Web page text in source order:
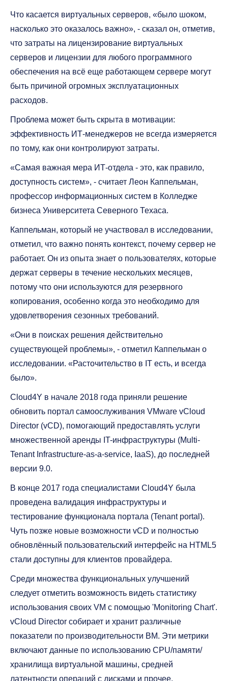
Что касается виртуальных серверов, «было шоком,
насколько это оказалось важно», - сказал он, отметив,
что затраты на лицензирование виртуальных
серверов и лицензии для любого программного
обеспечения на всё еще работающем сервере могут
быть причиной огромных эксплуатационных
расходов.
Проблема может быть скрыта в мотивации:
эффективность ИТ-менеджеров не всегда измеряется
по тому, как они контролируют затраты.
«Самая важная мера ИТ-отдела - это, как правило,
доступность систем», - считает Леон Каппельман,
профессор информационных систем в Колледже
бизнеса Университета Северного Техаса.
Каппельман, который не участвовал в исследовании,
отметил, что важно понять контекст, почему сервер не
работает. Он из опыта знает о пользователях, которые
держат серверы в течение нескольких месяцев,
потому что они используются для резервного
копирования, особенно когда это необходимо для
удовлетворения сезонных требований.
«Они в поисках решения действительно
существующей проблемы», - отметил Каппельман о
исследовании. «Расточительство в IT есть, и всегда
было».
Cloud4Y в начале 2018 года приняли решение
обновить портал самоослуживания VMware vCloud
Director (vCD), помогающий предоставлять услуги
множественной аренды IT-инфраструктуры (Multi-
Tenant Infrastructure-as-a-service, IaaS), до последней
версии 9.0.
В конце 2017 года специалистами Cloud4Y была
проведена валидация инфраструктуры и
тестирование функционала портала (Tenant portal).
Чуть позже новые возможности vCD и полностью
обновлённый пользовательский интерфейс на HTML5
стали доступны для клиентов провайдера.
Среди множества функциональных улучшений
следует отметить возможность видеть статистику
использования своих VM с помощью 'Monitoring Chart'.
vCloud Director собирает и хранит различные
показатели по производительности ВМ. Эти метрики
включают данные по использованию CPU/памяти/
хранилища виртуальной машины, средней
латентности операций с дисками и прочее.